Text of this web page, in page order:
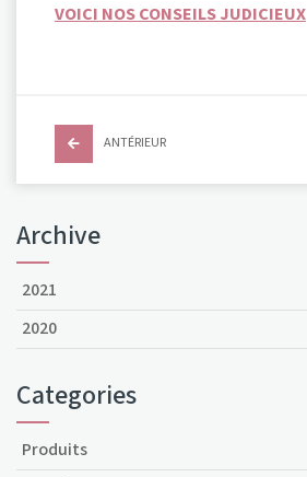
VOICI NOS CONSEILS JUDICIEUX
ANTÉRIEUR
Archive
2021
2020
Categories
Produits